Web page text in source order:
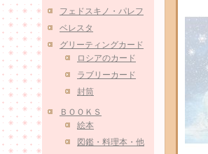
フェドスキノ・パレフ
ベレスタ
グリーティングカード
ロシアのカード
ラブリーカード
封筒
ＢＯＯＫＳ
絵本
図鑑・料理本・他